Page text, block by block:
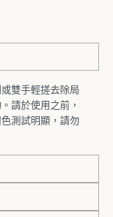
雙手輕搓去除局
請於使用之前，
測試明顯，請勿